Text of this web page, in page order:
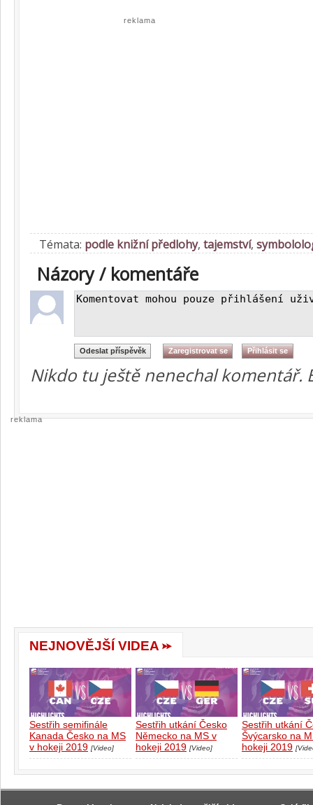
reklama
Témata: podle knižní předlohy, tajemství,
Názory / komentáře
Nikdo tu ještě nenechal komentář.
reklama
NEJNOVĚJŠÍ VIDEA
Sestřih semifinále
Kanada Česko na MS
v hokeji 2019 [Video]
Sestřih utkání Česko
Německo na MS v
hokeji 2019 [Video]
Sestřih utkání
Švýcarsko na
hokeji 2019